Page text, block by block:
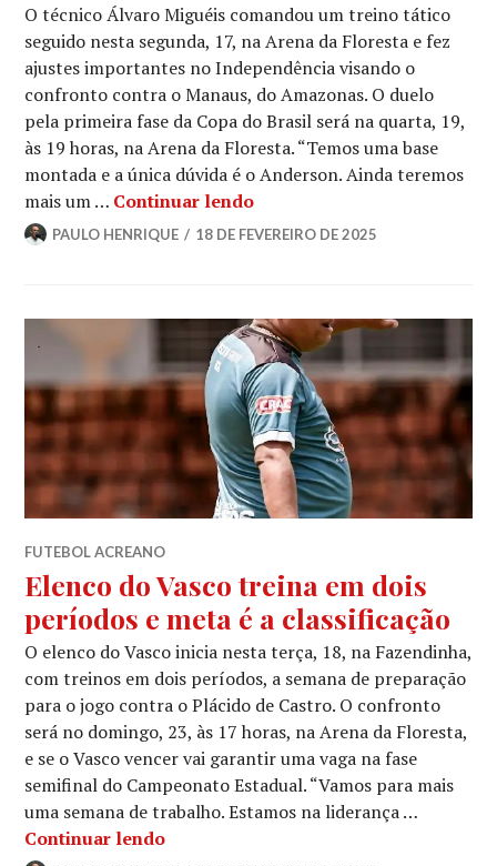
O técnico Álvaro Miguéis comandou um treino tático
seguido nesta segunda, 17, na Arena da Floresta e fez
ajustes importantes no Independência visando o
confronto contra o Manaus, do Amazonas. O duelo
pela primeira fase da Copa do Brasil será na quarta, 19,
às 19 horas, na Arena da Floresta. “Temos uma base
montada e a única dúvida é o Anderson. Ainda teremos
mais um … Continuar lendo
PAULO HENRIQUE 18 DE FEVEREIRO DE 2025
FUTEBOL ACREANO
Elenco do Vasco treina em dois
períodos e meta é a classificação
O elenco do Vasco inicia nesta terça, 18, na Fazendinha,
com treinos em dois períodos, a semana de preparação
para o jogo contra o Plácido de Castro. O confronto
será no domingo, 23, às 17 horas, na Arena da Floresta,
e se o Vasco vencer vai garantir uma vaga na fase
semifinal do Campeonato Estadual. “Vamos para mais
uma semana de trabalho. Estamos na liderança …
Continuar lendo